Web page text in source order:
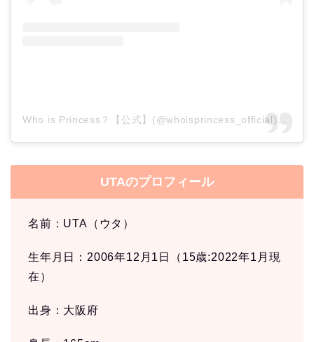
UTAのプロフィール
名前：UTA（ウタ）
生年月日：2006年12月1日（15歳:2022年1月現
在）
出身：大阪府